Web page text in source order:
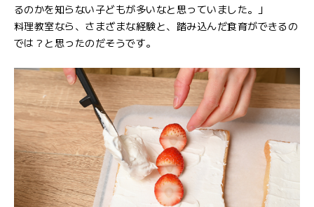
るのかを知らない子どもが多いなと思っていました。」
料理教室なら、さまざまな経験と、踏み込んだ食育ができるの
では？と思ったのだそうです。